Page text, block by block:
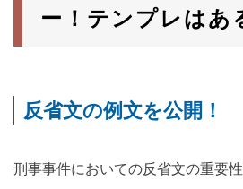
ー！テンプレはあ
反省文の例文を公開！
刑事事件においての反省文の重要